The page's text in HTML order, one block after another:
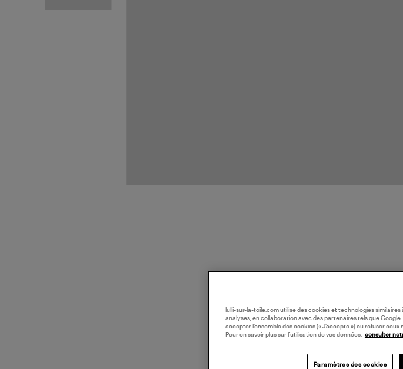
lulli-sur-la-toile.com utilise des cookies et technologies
analyses, en collaboration avec des partenaires tels que
accepter l’ensemble des cookies (« J’accepte ») ou refuser
Pour en savoir plus sur l’utilisation de vos données, consulter
Paramètres des cookies